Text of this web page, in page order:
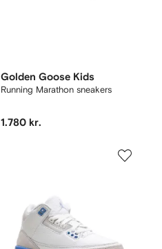
Golden Goose Kids
Running Marathon sneakers
1.780 kr.